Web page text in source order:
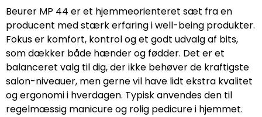
Beurer MP 44 er et hjemmeorienteret sæt fra en
producent med stærk erfaring i well-being produkter.
Fokus er komfort, kontrol og et godt udvalg af bits,
som dækker både hænder og fødder. Det er et
balanceret valg til dig, der ikke behøver de kraftigste
salon-niveauer, men gerne vil have lidt ekstra kvalitet
og ergonomi i hverdagen. Typisk anvendes den til
regelmæssig manicure og rolig pedicure i hjemmet.